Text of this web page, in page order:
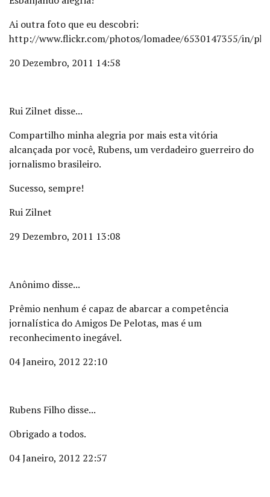
Ai outra foto que eu descobri:
http://www.flickr.com/photos/lomadee/6530147355/in/
20 Dezembro, 2011 14:58
Rui Zilnet disse...
Compartilho minha alegria por mais esta vitória
alcançada por você, Rubens, um verdadeiro guerreiro do
jornalismo brasileiro.
Sucesso, sempre!
Rui Zilnet
29 Dezembro, 2011 13:08
Anônimo disse...
Prêmio nenhum é capaz de abarcar a competência
jornalística do Amigos De Pelotas, mas é um
reconhecimento inegável.
04 Janeiro, 2012 22:10
Rubens Filho disse...
Obrigado a todos.
04 Janeiro, 2012 22:57